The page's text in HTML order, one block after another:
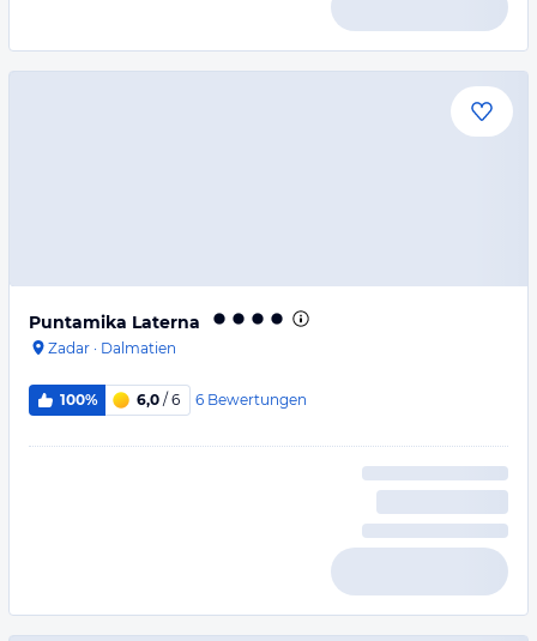
Puntamika Laterna
Zadar · Dalmatien
100% 6,0 / 6 6 Bewertungen